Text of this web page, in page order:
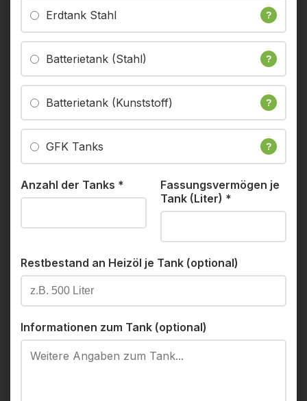
Erdtank Stahl ?
Batterietank (Stahl) ?
Batterietank (Kunststoff) ?
GFK Tanks ?
Anzahl der Tanks *
Fassungsvermögen je
Tank (Liter) *
Restbestand an Heizöl je Tank (optional)
Informationen zum Tank (optional)